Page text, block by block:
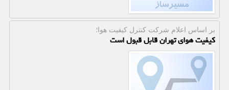
بر اساس اعلام شركت كنترل كیفیت هوا؛
کیفیت هوای تهران قابل قبول است